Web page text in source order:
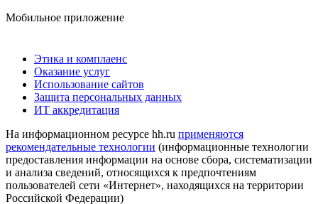
Мобильное приложение
Этика и комплаенс
Оказание услуг
Использование сайтов
Защита персональных данных
ИТ аккредитация
На информационном ресурсе hh.ru применяются
рекомендательные технологии (информационные технологии
предоставления информации на основе сбора, систематизации
и анализа сведений, относящихся к предпочтениям
пользователей сети «Интернет», находящихся на территории
Российской Федерации)